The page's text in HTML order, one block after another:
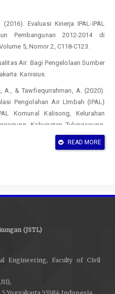
Evaluasi Kinerja IPAL-IPAL
Pembangunan 2012-2014 di
5, Nomor 2, C118-C123.
Air: Bagi Pengelolaan Sumber
Kanisius.
A., & Tawfiequrrahman, A. (2020).
Pengolahan Air LImbah (IPAL)
Komunal Kalisong, Kelurahan
Kabupaten Tulungagung,
Lingkungan Volume 5, Nomor
Alami Tangki Septik. Jurnal
Kelurahan Simokerto, Kecamatan
251.
READ MORE
(JSTL)
Engineering, Faculty of Civil